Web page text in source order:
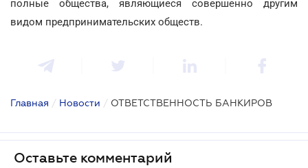
полные общества, являющиеся совершенно другим
видом предпринимательских обществ.
Главная / Новости / ОТВЕТСТВЕННОСТЬ БАНКИРОВ
Оставьте комментарий